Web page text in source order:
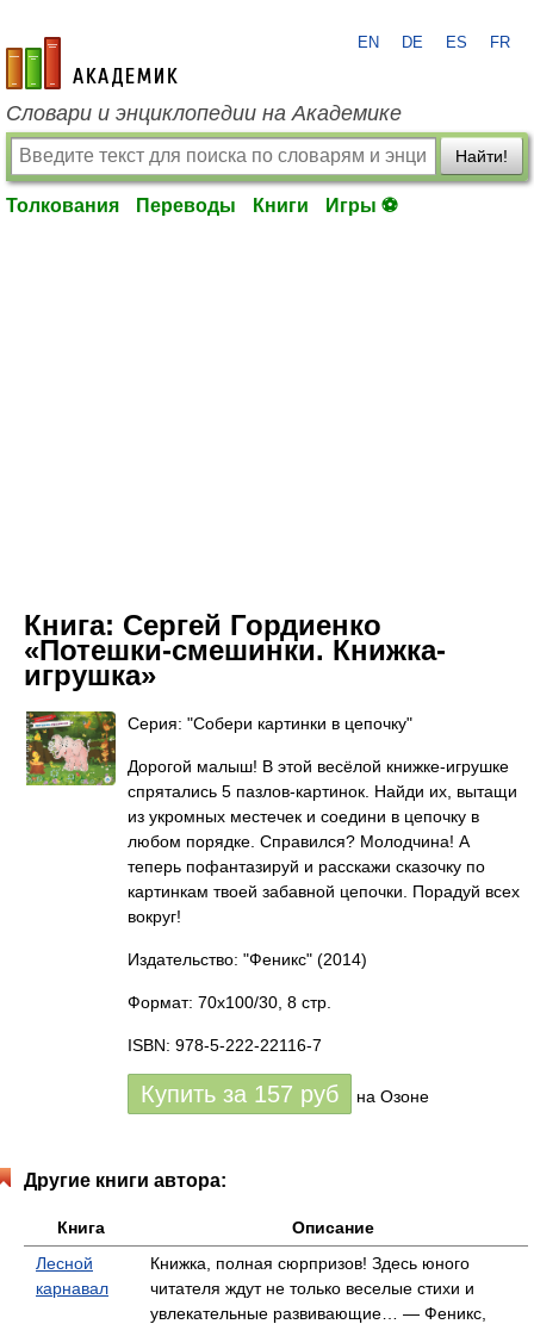
academic.ru
EN DE ES FR
Словари и энциклопедии на Академике
Найти!
Толкования Переводы Книги Игры ⚽
Книга: Сергей Гордиенко
«Потешки-смешинки. Книжка-
игрушка»
Серия: "Собери картинки в цепочку"
Дорогой малыш! В этой весёлой книжке-игрушке
спрятались 5 пазлов-картинок. Найди их, вытащи
из укромных местечек и соедини в цепочку в
любом порядке. Справился? Молодчина! А
теперь пофантазируй и расскажи сказочку по
картинкам твоей забавной цепочки. Порадуй всех
вокруг!
Издательство: "Феникс" (2014)
Формат: 70x100/30, 8 стр.
ISBN: 978-5-222-22116-7
Купить за 157 руб на Озоне
Другие книги автора:
Книга
Описание
Лесной
карнавал
Книжка, полная сюрпризов! Здесь юного
читателя ждут не только веселые стихи и
увлекательные развивающие… — Феникс,